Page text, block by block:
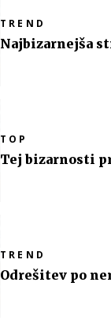
TREND
Najbizarnejša
TOP
Tej bizarnosti
TREND
Odrešitev po